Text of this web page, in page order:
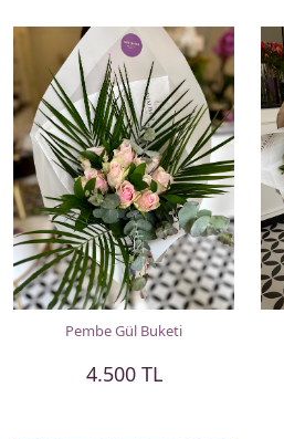
Pembe Gül Buketi
4.500 TL